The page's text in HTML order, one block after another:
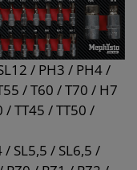
/ PH3 / PH4 /
/ T60 / T70 / H7
TT45 / TT50 /
SL5,5 / SL6,5 /